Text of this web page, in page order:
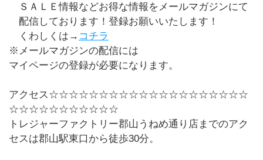
ＳＡＬＥ情報などお得な情報をメールマガジンにて
配信しております！登録お願いいたします！
くわしくは→ コチラ
※メールマガジンの配信には
マイページの登録が必要になります。
アクセス☆☆☆☆☆☆☆☆☆☆☆☆☆☆☆☆☆☆☆☆
☆☆☆☆☆☆☆☆☆☆☆
トレジャーファクトリー郡山うねめ通り店までのアク
セスは郡山駅東口から徒歩30分。